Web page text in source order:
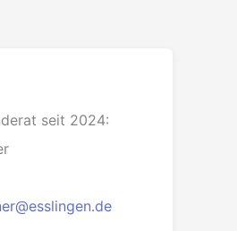
seit 2024: